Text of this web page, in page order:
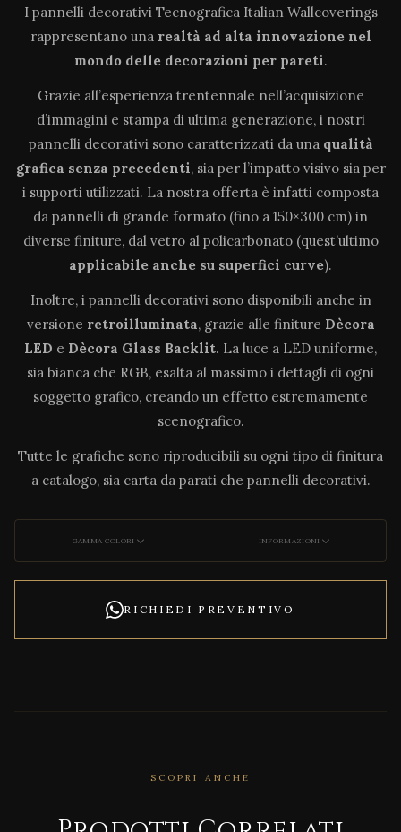
I pannelli decorativi Tecnografica Italian Wallcoverings
rappresentano una realtà ad alta innovazione nel
mondo delle decorazioni per pareti.
Grazie all’esperienza trentennale nell’acquisizione
d’immagini e stampa di ultima generazione, i nostri
pannelli decorativi sono caratterizzati da una qualità
grafica senza precedenti, sia per l’impatto visivo sia per
i supporti utilizzati. La nostra offerta è infatti composta
da pannelli di grande formato (fino a 150×300 cm) in
diverse finiture, dal vetro al policarbonato (quest’ultimo
applicabile anche su superfici curve).
Inoltre, i pannelli decorativi sono disponibili anche in
versione retroilluminata, grazie alle finiture Dècora
LED e Dècora Glass Backlit. La luce a LED uniforme,
sia bianca che RGB, esalta al massimo i dettagli di ogni
soggetto grafico, creando un effetto estremamente
scenografico.
Tutte le grafiche sono riproducibili su ogni tipo di finitura
a catalogo, sia carta da parati che pannelli decorativi.
GAMMA COLORI INFORMAZIONI
RICHIEDI PREVENTIVO
SCOPRI ANCHE